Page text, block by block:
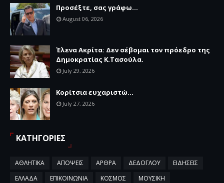
Προσέξτε, σας γράφω...
August 06, 2026
Έλενα Ακρίτα: Δεν σέβομαι τον πρόεδρο της
Δημοκρατίας Κ.Τασούλα.
July 29, 2026
Κορίτσια ευχαριστώ...
July 27, 2026
ΚΑΤΗΓΟΡΙΕΣ
ΑΘΛΗΤΙΚΑ ΑΠΟΨΕΙΣ ΑΡΘΡΑ ΔΕΔΟΓΛΟΥ
ΕΙΔΗΣΕΙΣ
ΕΛΛΑΔΑ
ΕΠΙΚΟΙΝΩΝΙΑ ΚΟΣΜΟΣ
ΜΟΥΣΙΚΗ